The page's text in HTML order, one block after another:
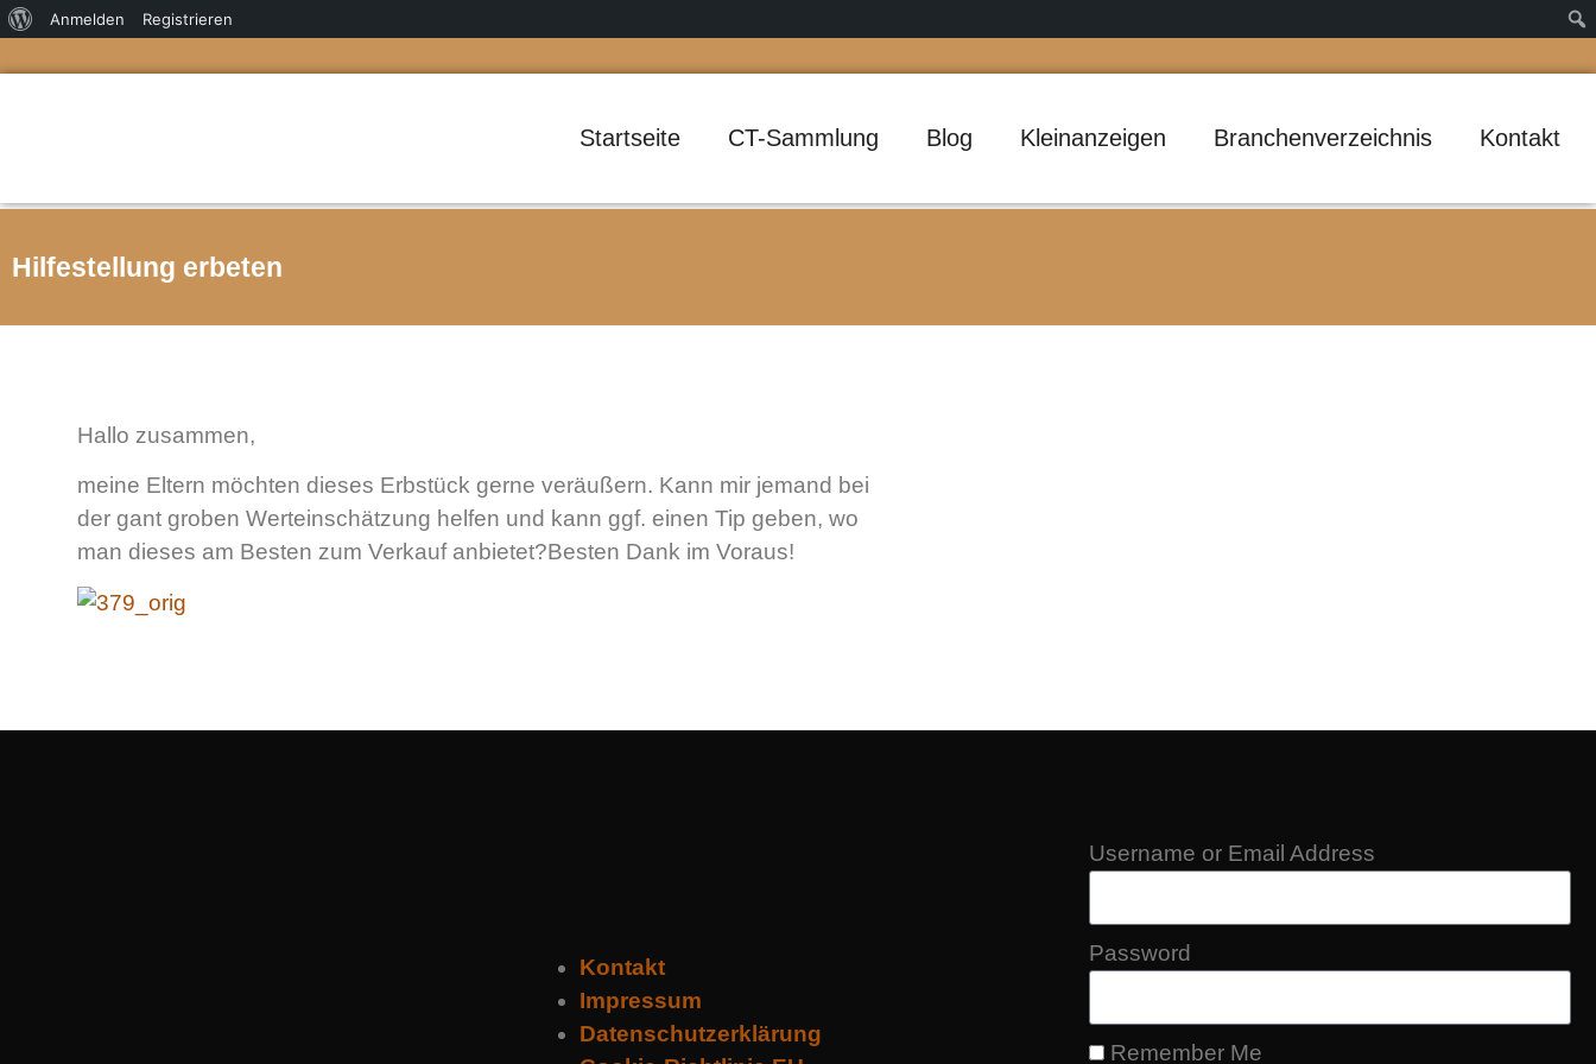
Anmelden Registrieren
Startseite CT-Sammlung Blog Kleinanzeigen Branchenverzeichnis Kontakt
Hilfestellung erbeten
Hallo zusammen,
meine Eltern möchten dieses Erbstück gerne veräußern. Kann mir jemand bei
der gant groben Werteinschätzung helfen und kann ggf. einen Tip geben, wo
man dieses am Besten zum Verkauf anbietet?Besten Dank im Voraus!
Kontakt
Impressum
Datenschutzerklärung
Username or Email Address
Password
Remember Me